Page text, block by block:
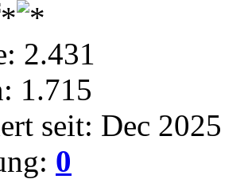
2.431
1.715
seit: Dec 2025
0